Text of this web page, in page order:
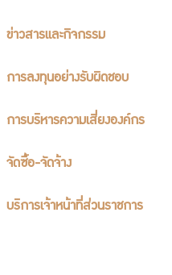
ข่าวสารและกิจกรรม
การลงทุนอย่างรับผิดชอบ
การบริหารความเสี่ยงองค์กร
จัดซื้อ-จัดจ้าง
บริการเจ้าหน้าที่ส่วนราชการ